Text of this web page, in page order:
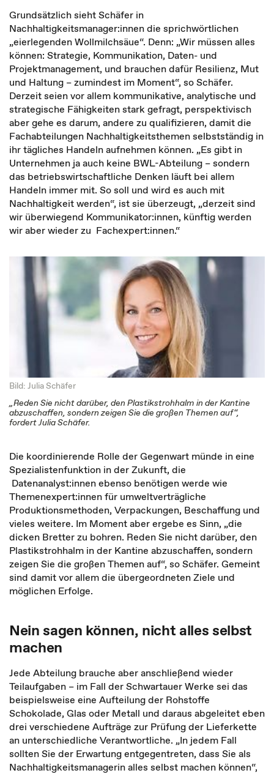
Grundsätzlich sieht Schäfer in
Nachhaltigkeitsmanager:innen die sprichwörtlichen
„eierlegenden Wollmilchsäue“. Denn: „Wir müssen alles
können: Strategie, Kommunikation, Daten- und
Projektmanagement, und brauchen dafür Resilienz, Mut
und Haltung – zumindest im Moment“, so Schäfer.
Derzeit seien vor allem kommunikative, analytische und
strategische Fähigkeiten stark gefragt, perspektivisch
aber gehe es darum, andere zu qualifizieren, damit die
Fachabteilungen Nachhaltigkeitsthemen selbstständig in
ihr tägliches Handeln aufnehmen können. „Es gibt in
Unternehmen ja auch keine BWL-Abteilung – sondern
das betriebswirtschaftliche Denken läuft bei allem
Handeln immer mit. So soll und wird es auch mit
Nachhaltigkeit werden“, ist sie überzeugt, „derzeit sind
wir überwiegend Kommunikator:innen, künftig werden
wir aber wieder zu Fachexpert:innen.“
Bild: Julia Schäfer
„Reden Sie nicht darüber, den Plastikstrohhalm in der Kantine
abzuschaffen, sondern zeigen Sie die großen Themen auf“,
fordert Julia Schäfer.
Die koordinierende Rolle der Gegenwart münde in eine
Spezialistenfunktion in der Zukunft, die
Datenanalyst:innen ebenso benötigen werde wie
Themenexpert:innen für umweltverträgliche
Produktionsmethoden, Verpackungen, Beschaffung und
vieles weitere. Im Moment aber ergebe es Sinn, „die
dicken Bretter zu bohren. Reden Sie nicht darüber, den
Plastikstrohhalm in der Kantine abzuschaffen, sondern
zeigen Sie die großen Themen auf“, so Schäfer. Gemeint
sind damit vor allem die übergeordneten Ziele und
möglichen Erfolge.
Nein sagen können, nicht alles selbst
machen
Jede Abteilung brauche aber anschließend wieder
Teilaufgaben – im Fall der Schwartauer Werke sei das
beispielsweise eine Aufteilung der Rohstoffe
Schokolade, Glas oder Metall und daraus abgeleitet eben
drei verschiedene Aufträge zur Prüfung der Lieferkette
an unterschiedliche Verantwortliche. „In jedem Fall
sollten Sie der Erwartung entgegentreten, dass Sie als
Nachhaltigkeitsmanagerin alles selbst machen können“,